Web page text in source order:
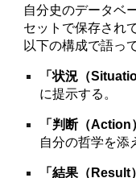
自分史のデータベ
セットで保存され
以下の構成で語っ
「状況（
に提示する。
「判断（Action
自分の哲学を添
「結果（Result